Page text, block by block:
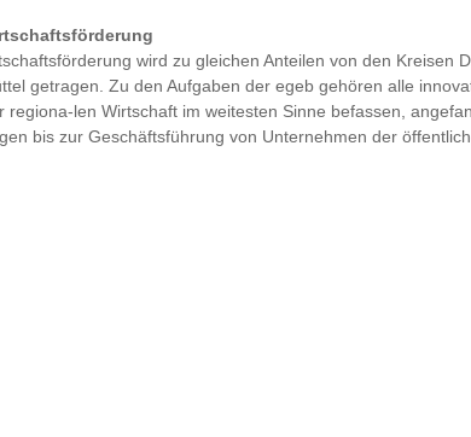
wird zu gleichen Anteilen von den Kreisen
getragen. Zu den Aufgaben der egeb gehören alle
regiona-len Wirtschaft im weitesten Sinne befassen,
bis zur Geschäftsführung von Unternehmen der